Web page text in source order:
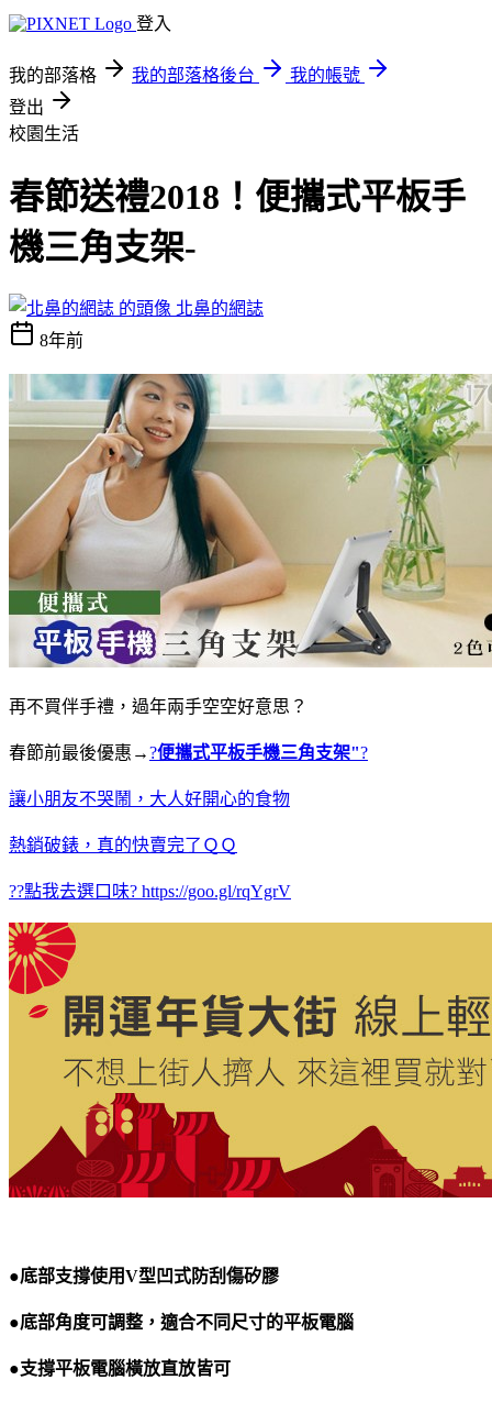
登入
我的部落格 我的部落格後台
我的帳號
登出
校園生活
春節送禮2018！便攜式平板手
機三角支架-
北鼻的網誌
8年前
再不買伴手禮，過年兩手空空好意思？
春節前最後優惠→?便攜式平板手機三角支架"?
讓小朋友不哭鬧，大人好開心的食物
熱銷破錶，真的快賣完了ＱＱ
??點我去選口味? https://goo.gl/rqYgrV
●底部支撐使用V型凹式防刮傷矽膠
●底部角度可調整，適合不同尺寸的平板電腦
●支撐平板電腦橫放直放皆可